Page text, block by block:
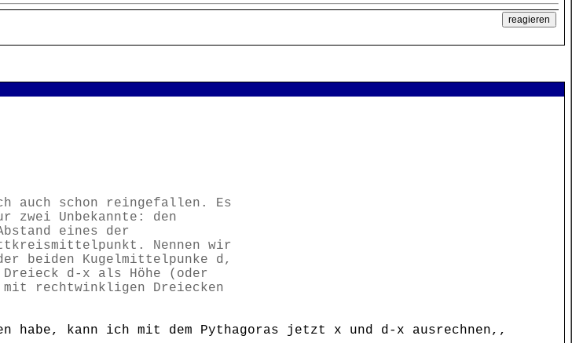
auch schon reingefallen. Es
Unbekannte: den
eines der
Nennen wir
beiden Kugelmittelpunke d,
d-x als Höhe (oder
rechtwinkligen Dreiecken
habe, kann ich mit dem Pythagoras jetzt x und d-x ausrechnen,,